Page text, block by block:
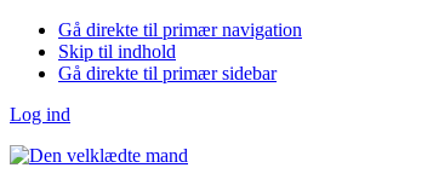
Gå direkte til primær navigation
Skip til indhold
Gå direkte til primær sidebar
Log ind